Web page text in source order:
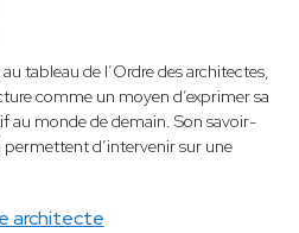
architecte
tableau de l’Ordre des architectes,
comme un moyen d’exprimer sa
au monde de demain. Son savoir-
d’intervenir sur une